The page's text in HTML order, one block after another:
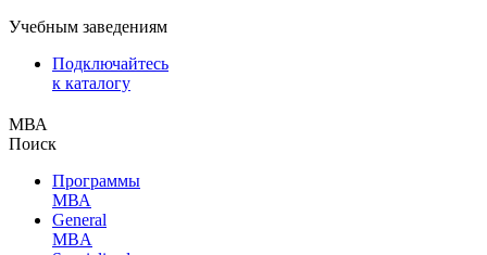
Учебным заведениям
Подключайтесь
к каталогу
МВА
Поиск
Программы
МВА
General
MBA